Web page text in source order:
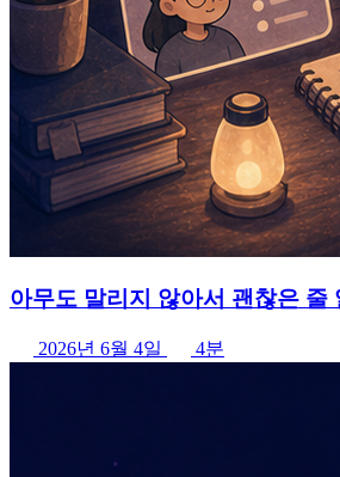
아무도 말리지 않아서 괜찮은 줄
2026년 6월 4일 4분